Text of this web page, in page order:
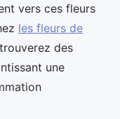
vers ces fleurs
les fleurs de
des
une